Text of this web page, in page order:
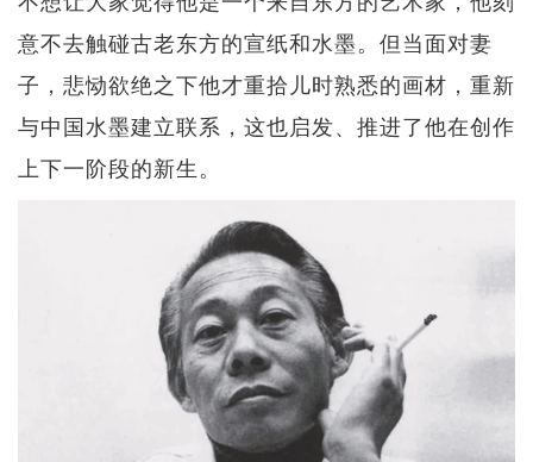
意不去触碰古老东方的宣纸和水墨。但当面对妻
子，悲恸欲绝之下他才重拾儿时熟悉的画材，重新
与中国水墨建立联系，这也启发、推进了他在创作
上下一阶段的新生。